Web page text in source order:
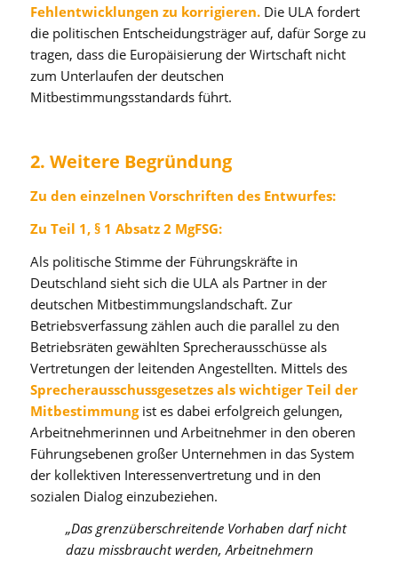
Fehlentwicklungen zu korrigieren.Die ULA fordert
die politischen Entscheidungsträger auf, dafür Sorge zu
tragen, dass die Europäisierung der Wirtschaft nicht
zum Unterlaufen der deutschen
Mitbestimmungsstandards führt.
2. Weitere Begründung
Zu den einzelnen Vorschriften des Entwurfes:
Zu Teil 1, § 1 Absatz 2 MgFSG:
Als politische Stimme der Führungskräfte in
Deutschland sieht sich die ULA als Partner in der
deutschen Mitbestimmungslandschaft. Zur
Betriebsverfassung zählen auch die parallel zu den
Betriebsräten gewählten Sprecherausschüsse als
Vertretungen der leitenden Angestellten. Mittels des
Sprecherausschussgesetzes als wichtiger Teil der
Mitbestimmungist es dabei erfolgreich gelungen,
Arbeitnehmerinnen und Arbeitnehmer in den oberen
Führungsebenen großer Unternehmen in das System
der kollektiven Interessenvertretung und in den
sozialen Dialog einzubeziehen.
„Das grenzüberschreitende Vorhaben darf nicht
dazu missbraucht werden, Arbeitnehmern